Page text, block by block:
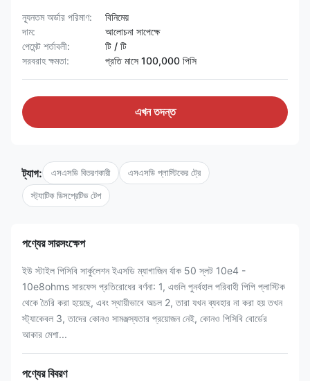
ন্যূনতম অর্ডার পরিমাণ:
বিনিমেয়
দাম:
আলোচনা সাপেক্ষে
পেমেন্ট শর্তাবলী:
টি / টি
সরবরাহ ক্ষমতা:
প্রতি মাসে 100,000 পিসি
এখন তদন্ত
ট্যাগ: এসএসডি বিতরণকারী এসএসডি প্লাস্টিকের ট্রে
স্ট্যাটিক ডিসপ্রেটিভ টেপ
পণ্যের সারসংক্ষেপ
ইউ স্টাইল পিসিবি সার্কুলেশন ইএসডি ম্যাগাজিন র্যাক 50 স্লট 10e4 -
10e8ohms সারফেস প্রতিরোধের বর্ণনা: 1, এগুলি পুনর্বহাল পরিবাহী পিপি প্লাস্টিক
থেকে তৈরি করা হয়েছে, এবং স্থায়ীভাবে অচল 2, তারা যখন ব্যবহার না করা হয় তখন
স্ট্যাকেবল 3, তাদের কোনও সামঞ্জস্যতার প্রয়োজন নেই, কোনও পিসিবি বোর্ডের
আকার মেশা...
পণ্যের বিবরণ